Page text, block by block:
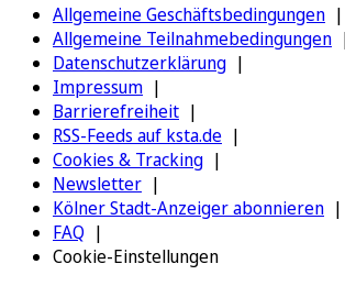
Allgemeine Geschäftsbedingungen
Allgemeine Teilnahmebedingungen
Datenschutzerklärung
Impressum
Barrierefreiheit
RSS-Feeds auf ksta.de
Cookies & Tracking
Newsletter
Kölner Stadt-Anzeiger abonnieren
FAQ
Cookie-Einstellungen